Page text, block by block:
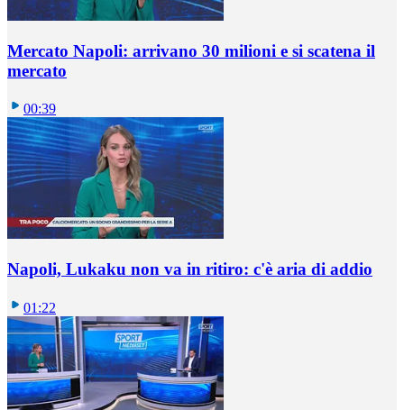
Mercato Napoli: arrivano 30 milioni e si scatena il
mercato
00:39
Napoli, Lukaku non va in ritiro: c'è aria di addio
01:22